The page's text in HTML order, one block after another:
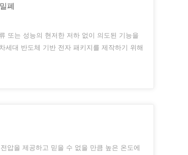
폐
또는 성능의 현저한 저하 없이 의도된 기능을
세대 반도체 기반 전자 패키지를 제작하기 위해
공정 단계를 사용해야만 이러한 수준의 성능을
압을 제공하고 믿을 수 없을 만큼 높은 온도에